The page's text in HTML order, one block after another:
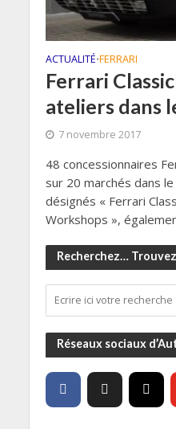
ACTUALITÉ•FERRARI
Ferrari
ateliers dans
7 novembre 2017
48 concessionnaires
sur 20 marchés dans
désignés « Ferrari
Workshops »,
Recherchez…
Réseaux sociaux